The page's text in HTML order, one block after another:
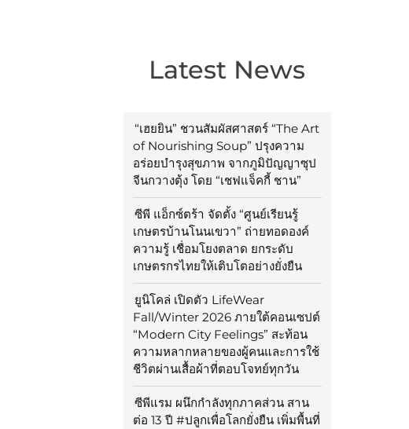
Latest News
“เฮยยิน” ชวนสัมผัสศาสตร์ “The Art
of Nourishing Soup” ปรุงความ
อร่อยบำรุงสุขภาพ จากภูมิปัญญาซุป
จีนกวางตุ้ง โดย “เชฟแจ็คกี้ ชาน”
ซีพี แอ็กซ์ตร้า จัดตั้ง “ศูนย์เรียนรู้
เกษตรบ้านโนนเขวา” ถ่ายทอดองค์
ความรู้ เชื่อมโยงตลาด ยกระดับ
เกษตรกรไทยให้เติบโตอย่างยั่งยืน
ยูนิโคล่ เปิดตัว LifeWear
Fall/Winter 2026 ภายใต้คอนเซปต์
“Modern City Feelings” สะท้อน
ความหลากหลายของผู้คนและการใช้
ชีวิตผ่านเสื้อผ้าที่ตอบโจทย์ทุกวัน
ซีพีแรม ผนึกกำลังทุกภาคส่วน สาน
ต่อ 13 ปี #ปลูกเพื่อโลกยั่งยืน เพิ่มพื้นที่